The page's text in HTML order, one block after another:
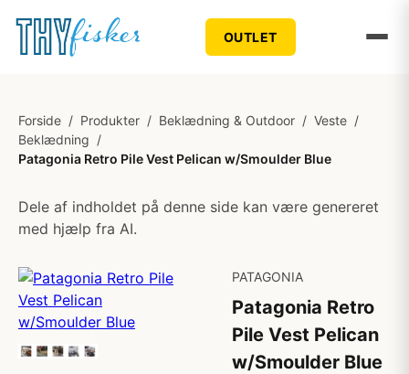
OUTLET
Forside / Produkter / Beklædning & Outdoor / Veste /
Beklædning /
Patagonia Retro Pile Vest Pelican w/Smoulder Blue
Dele af indholdet på denne side kan være genereret
med hjælp fra AI.
PATAGONIA
Patagonia Retro
Pile Vest Pelican
w/Smoulder Blue